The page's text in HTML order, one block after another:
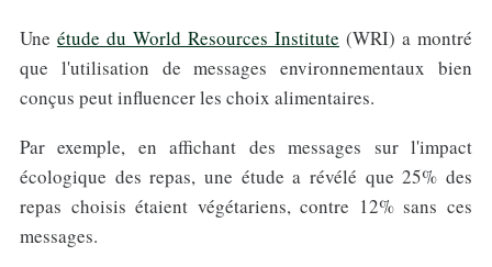
Une étude du World Resources Institute (WRI) a montré
que l'utilisation de messages environnementaux bien
conçus peut influencer les choix alimentaires.
Par exemple, en affichant des messages sur l'impact
écologique des repas, une étude a révélé que 25% des
repas choisis étaient végétariens, contre 12% sans ces
messages.